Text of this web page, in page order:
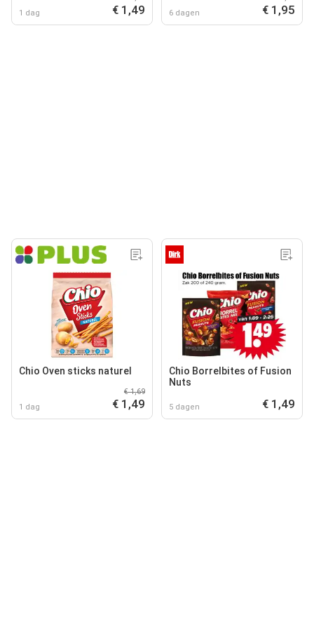
1 dag € 1,49 6 dagen € 1,95
Chio Oven sticks naturel
1 dag
€ 1,69
€ 1,49
Chio Borrelbites of Fusion
Nuts
5 dagen € 1,49